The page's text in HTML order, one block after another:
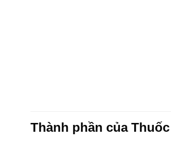
Thành phần của